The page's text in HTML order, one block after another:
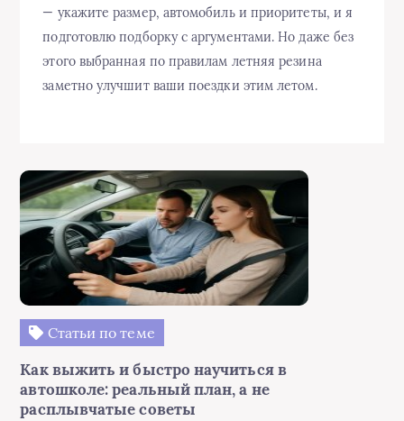
— укажите размер, автомобиль и приоритеты, и я
подготовлю подборку с аргументами. Но даже без
этого выбранная по правилам летняя резина
заметно улучшит ваши поездки этим летом.
Статьи по теме
Как выжить и быстро научиться в
автошколе: реальный план, а не
расплывчатые советы